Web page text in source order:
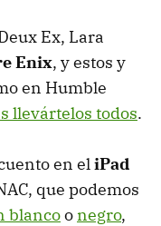
Ex, Lara
Enix, y estos y
en Humble
llevártelos todos.
en eliPad
que podemos
blancoonegro,